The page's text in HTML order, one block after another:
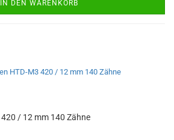
IN DEN WARENKORB
/ 12 mm 140 Zähne